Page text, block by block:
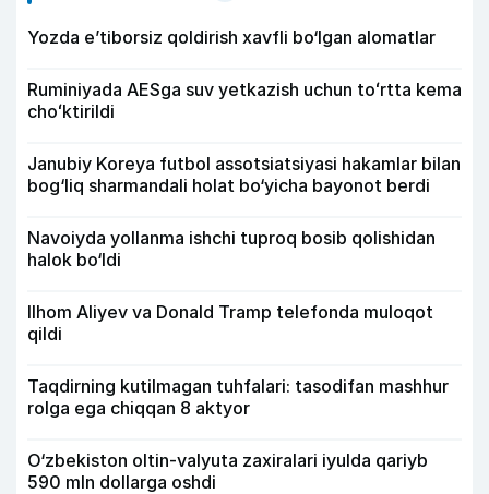
Yozda e’tiborsiz qoldirish xavfli bo‘lgan alomatlar
Ruminiyada AESga suv yetkazish uchun toʻrtta kema
choʻktirildi
Janubiy Koreya futbol assotsiatsiyasi hakamlar bilan
bog‘liq sharmandali holat bo‘yicha bayonot berdi
Navoiyda yollanma ishchi tuproq bosib qolishidan
halok bo‘ldi
Ilhom Aliyev va Donald Tramp telefonda muloqot
qildi
Taqdirning kutilmagan tuhfalari: tasodifan mashhur
rolga ega chiqqan 8 aktyor
O‘zbekiston oltin-valyuta zaxiralari iyulda qariyb
590 mln dollarga oshdi